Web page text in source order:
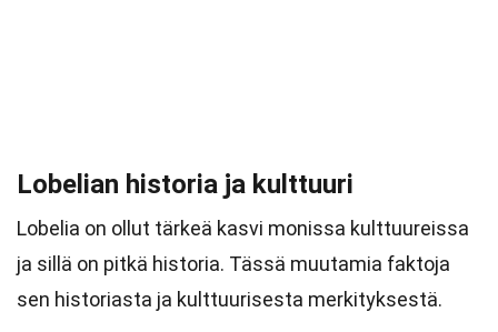
Lobelian historia ja kulttuuri
Lobelia on ollut tärkeä kasvi monissa kulttuureissa
ja sillä on pitkä historia. Tässä muutamia faktoja
sen historiasta ja kulttuurisesta merkityksestä.